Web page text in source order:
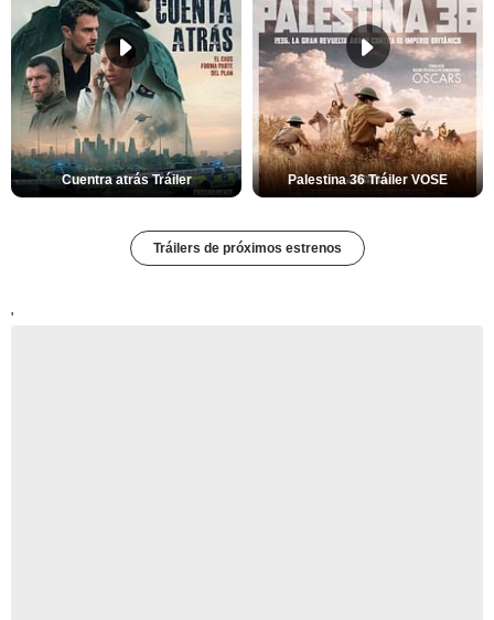
Cuentra atrás Tráiler Palestina 36 Tráiler VOSE
Tráilers de próximos estrenos
'